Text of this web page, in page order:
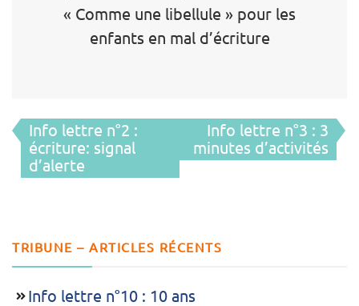
« Comme une libellule » pour les
enfants en mal d’écriture
Navigation
de
l’article
Info lettre n°2 :
écriture: signal
d’alerte
Info lettre n°3 : 3
minutes d’activités
TRIBUNE – ARTICLES RÉCENTS
Info lettre n°10 : 10 ans